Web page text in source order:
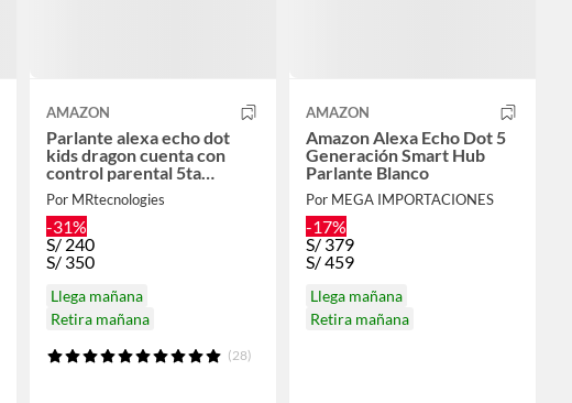
AMAZON
Parlante alexa echo dot
kids dragon cuenta con
control parental 5ta
generacion
Por MRtecnologies
-31%
S/ 240
S/ 350
Llega mañana
Retira mañana
(28)
AMAZON
Amazon Alexa Echo Dot 5
Generación Smart Hub
Parlante Blanco
Por MEGA IMPORTACIONES
-17%
S/ 379
S/459
Llega mañana
Retira mañana